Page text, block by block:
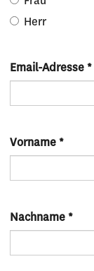
Herr
Email-Adresse *
Vorname *
Nachname *